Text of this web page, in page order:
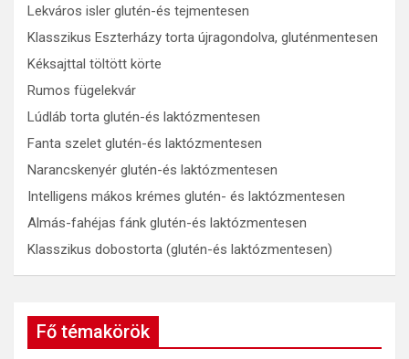
Lekváros isler glutén-és tejmentesen
Klasszikus Eszterházy torta újragondolva, gluténmentesen
Kéksajttal töltött körte
Rumos fügelekvár
Lúdláb torta glutén-és laktózmentesen
Fanta szelet glutén-és laktózmentesen
Narancskenyér glutén-és laktózmentesen
Intelligens mákos krémes glutén- és laktózmentesen
Almás-fahéjas fánk glutén-és laktózmentesen
Klasszikus dobostorta (glutén-és laktózmentesen)
Fő témakörök